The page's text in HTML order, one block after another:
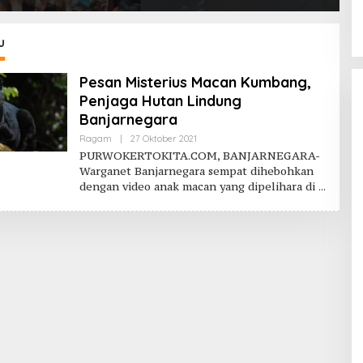
Bahaya Narkoba
Jeruklegi
Pesan Misterius Macan Kumbang,
Penjaga Hutan Lindung
Banjarnegara
Ragam | 27 Oktober 2021Oleh
Kita
PURWOKERTOKITA.COM, BANJARNEGARA-
Warganet Banjarnegara sempat dihebohkan
dengan video anak macan yang dipelihara di